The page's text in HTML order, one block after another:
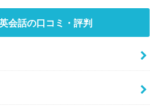
会話の口コミ・評判